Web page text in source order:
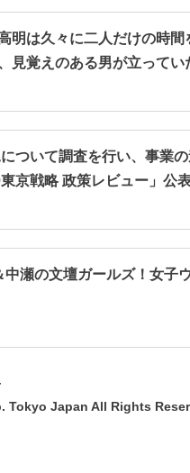
明は久々に二人だけの時
見覚えのある男が立ってい
ついて調査を行い、事業
京戦略 政策レビュー」公
中瀬の文壇ガールズ！女子
Japan All Rights